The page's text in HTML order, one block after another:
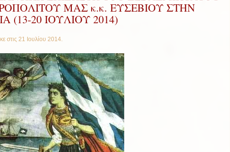
ΜΑΣ κ.κ. ΕΥΣΕΒΙΟΥ ΣΤΗΝ
(13-20 ΙΟΥΛΙΟΥ 2014)
στις 21 Ιουλίου 2014.